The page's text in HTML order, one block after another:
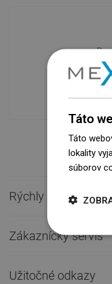
Naše
modernom
Rýchly kontakt
Zákaznícky servis
Užitočné odkazy
Táto
Táto
lokality
súborov